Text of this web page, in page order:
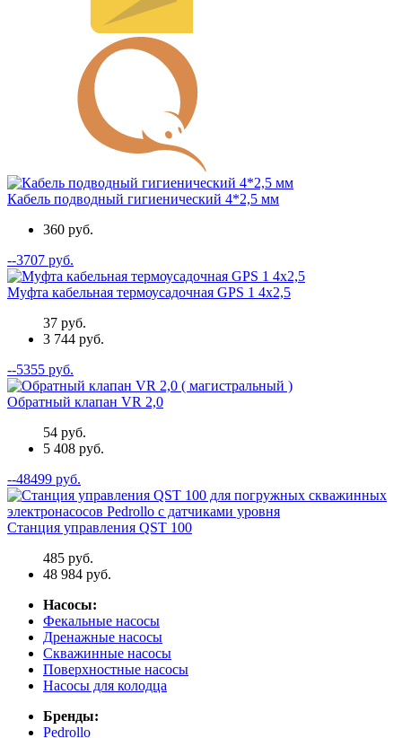
Кабель подводный гигиенический 4*2,5 мм
360 руб.
--3707 руб.
Муфта кабельная термоусадочная GPS 1 4x2,5
37 руб.
3 744 руб.
--5355 руб.
Обратный клапан VR 2,0
54 руб.
5 408 руб.
--48499 руб.
Станция управления QST 100
485 руб.
48 984 руб.
Насосы:
Фекальные насосы
Дренажные насосы
Скважинные насосы
Поверхностные насосы
Насосы для колодца
Бренды:
Pedrollo